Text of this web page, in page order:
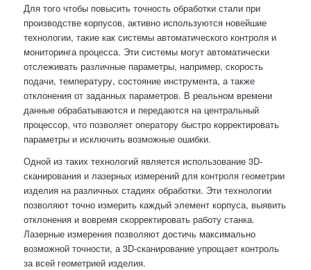
Для того чтобы повысить точность обработки стали при
производстве корпусов, активно используются новейшие
технологии, такие как системы автоматического контроля и
мониторинга процесса. Эти системы могут автоматически
отслеживать различные параметры, например, скорость
подачи, температуру, состояние инструмента, а также
отклонения от заданных параметров. В реальном времени
данные обрабатываются и передаются на центральный
процессор, что позволяет оператору быстро корректировать
параметры и исключить возможные ошибки.
Одной из таких технологий является использование 3D-
сканирования и лазерных измерений для контроля геометрии
изделия на различных стадиях обработки. Эти технологии
позволяют точно измерить каждый элемент корпуса, выявить
отклонения и вовремя скорректировать работу станка.
Лазерные измерения позволяют достичь максимально
возможной точности, а 3D-сканирование упрощает контроль
за всей геометрией изделия.